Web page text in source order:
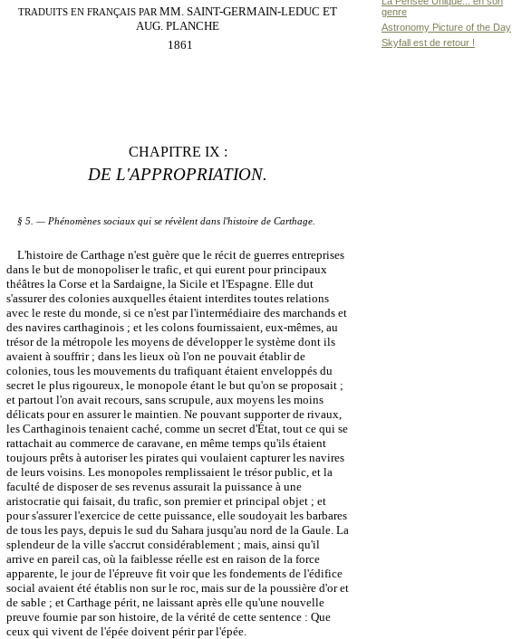
TRADUITS EN FRANÇAIS PAR MM. SAINT-GERMAIN-LEDUC ET
AUG. PLANCHE
1861
CHAPITRE IX :
DE L'APPROPRIATION.
§ 5. — Phénomènes sociaux qui se révèlent dans l'histoire de Carthage.
L'histoire de Carthage n'est guère que le récit de guerres entreprises
dans le but de monopoliser le trafic, et qui eurent pour principaux
théâtres la Corse et la Sardaigne, la Sicile et l'Espagne. Elle dut
s'assurer des colonies auxquelles étaient interdites toutes relations
avec le reste du monde, si ce n'est par l'intermédiaire des marchands et
des navires carthaginois ; et les colons fournissaient, eux-mêmes, au
trésor de la métropole les moyens de développer le système dont ils
avaient à souffrir ; dans les lieux où l'on ne pouvait établir de
colonies, tous les mouvements du trafiquant étaient enveloppés du
secret le plus rigoureux, le monopole étant le but qu'on se proposait ;
et partout l'on avait recours, sans scrupule, aux moyens les moins
délicats pour en assurer le maintien. Ne pouvant supporter de rivaux,
les Carthaginois tenaient caché, comme un secret d'État, tout ce qui se
rattachait au commerce de caravane, en même temps qu'ils étaient
toujours prêts à autoriser les pirates qui voulaient capturer les navires
de leurs voisins. Les monopoles remplissaient le trésor public, et la
faculté de disposer de ses revenus assurait la puissance à une
aristocratie qui faisait, du trafic, son premier et principal objet ; et
pour s'assurer l'exercice de cette puissance, elle soudoyait les barbares
de tous les pays, depuis le sud du Sahara jusqu'au nord de la Gaule. La
splendeur de la ville s'accrut considérablement ; mais, ainsi qu'il
arrive en pareil cas, où la faiblesse réelle est en raison de la force
apparente, le jour de l'épreuve fit voir que les fondements de l'édifice
social avaient été établis non sur le roc, mais sur de la poussière d'or et
de sable ; et Carthage périt, ne laissant après elle qu'une nouvelle
preuve fournie par son histoire, de la vérité de cette sentence : Que
ceux qui vivent de l'épée doivent périr par l'épée.
genre
Astronomy Picture of the Day
Skyfall est de retour !